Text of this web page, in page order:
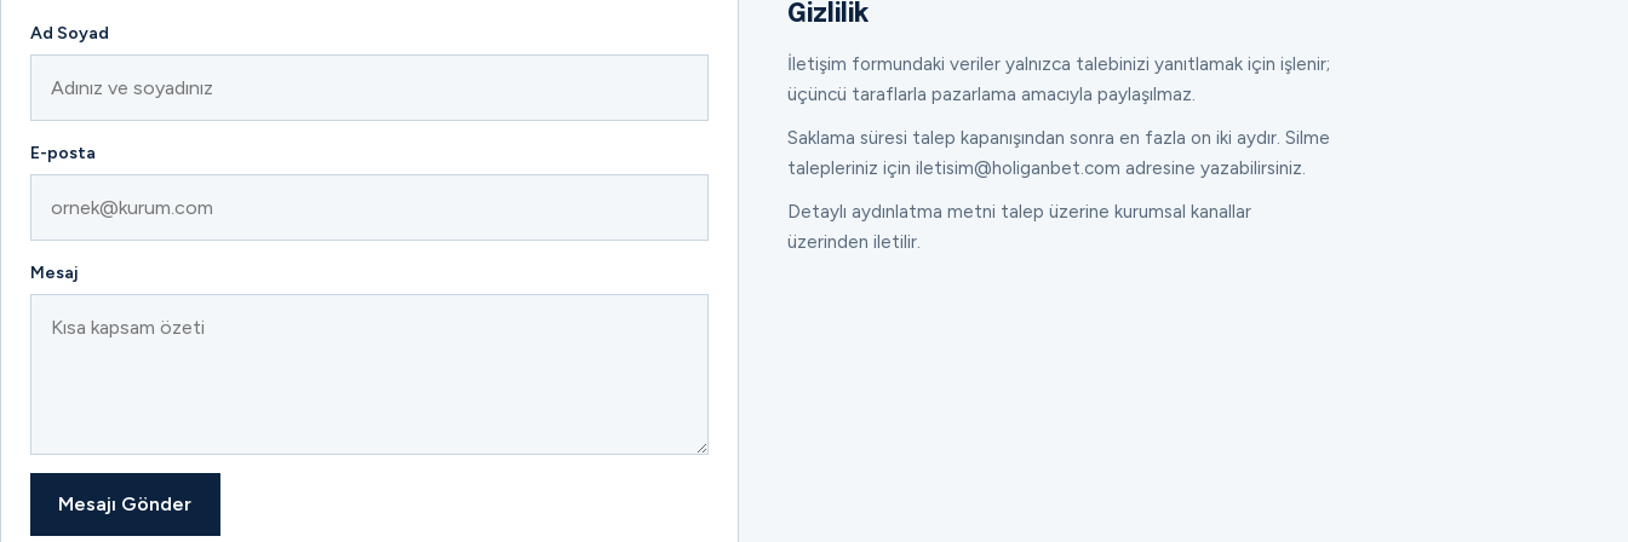
Ad Soyad
E-posta
Mesaj
Mesajı Gönder
Gizlilik
İletişim formundaki veriler yalnızca talebinizi yanıtlamak için işlenir;
üçüncü taraflarla pazarlama amacıyla paylaşılmaz.
Saklama süresi talep kapanışından sonra en fazla on iki aydır. Silme
talepleriniz için iletisim@holiganbet.com adresine yazabilirsiniz.
Detaylı aydınlatma metni talep üzerine kurumsal kanallar
üzerinden iletilir.